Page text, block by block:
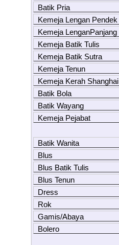
Batik Pria
Kemeja Lengan Pendek
Kemeja LenganPanjang
Kemeja Batik Tulis
Kemeja Batik Sutra
Kemeja Tenun
Kemeja Kerah Shanghai
Batik Bola
Batik Wayang
Kemeja Pejabat
Batik Wanita
Blus
Blus Batik Tulis
Blus Tenun
Dress
Rok
Gamis/Abaya
Bolero